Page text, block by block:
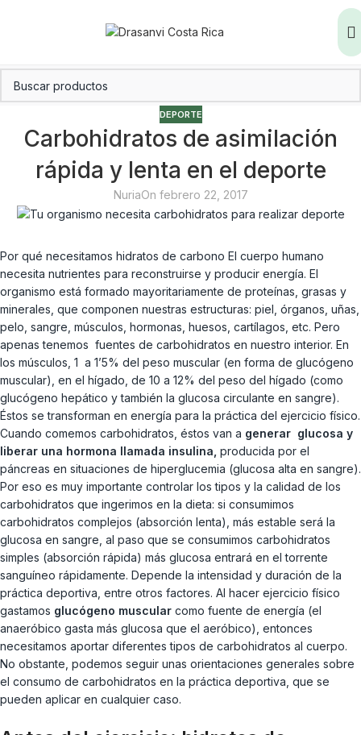
DEPORTE
Carbohidratos de asimilación
rápida y lenta en el deporte
NuriaOn febrero 22, 2017
Por qué necesitamos hidratos de carbono El cuerpo humano
necesita nutrientes para reconstruirse y producir energía. El
organismo está formado mayoritariamente de proteínas, grasas y
minerales, que componen nuestras estructuras: piel, órganos, uñas,
pelo, sangre, músculos, hormonas, huesos, cartílagos, etc. Pero
apenas tenemos fuentes de carbohidratos en nuestro interior. En
los músculos, 1 a 1’5% del peso muscular (en forma de glucógeno
muscular), en el hígado, de 10 a 12% del peso del hígado (como
glucógeno hepático y también la glucosa circulante en sangre).
Éstos se transforman en energía para la práctica del ejercicio físico.
Cuando comemos carbohidratos, éstos van a generar glucosa y
liberar una hormona llamada insulina, producida por el
páncreas en situaciones de hiperglucemia (glucosa alta en sangre).
Por eso es muy importante controlar los tipos y la calidad de los
carbohidratos que ingerimos en la dieta: si consumimos
carbohidratos complejos (absorción lenta), más estable será la
glucosa en sangre, al paso que se consumimos carbohidratos
simples (absorción rápida) más glucosa entrará en el torrente
sanguíneo rápidamente. Depende la intensidad y duración de la
práctica deportiva, entre otros factores. Al hacer ejercicio físico
gastamos glucógeno muscular como fuente de energía (el
anaeróbico gasta más glucosa que el aeróbico), entonces
necesitamos aportar diferentes tipos de carbohidratos al cuerpo.
No obstante, podemos seguir unas orientaciones generales sobre
el consumo de carbohidratos en la práctica deportiva, que se
pueden aplicar en cualquier caso.